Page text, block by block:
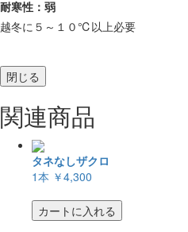
耐寒性：弱
越冬に５～１０℃以上必要
閉じる
関連商品
タネなしザクロ
1本 ￥4,300
カートに入れる